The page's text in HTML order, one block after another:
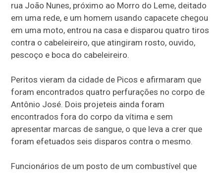
rua João Nunes, próximo ao Morro do Leme, deitado
em uma rede, e um homem usando capacete chegou
em uma moto, entrou na casa e disparou quatro tiros
contra o cabeleireiro, que atingiram rosto, ouvido,
pescoço e boca do cabeleireiro.
Peritos vieram da cidade de Picos e afirmaram que
foram encontrados quatro perfurações no corpo de
Antônio José. Dois projeteis ainda foram
encontrados fora do corpo da vítima e sem
apresentar marcas de sangue, o que leva a crer que
foram efetuados seis disparos contra o mesmo.
Funcionários de um posto de um combustível que